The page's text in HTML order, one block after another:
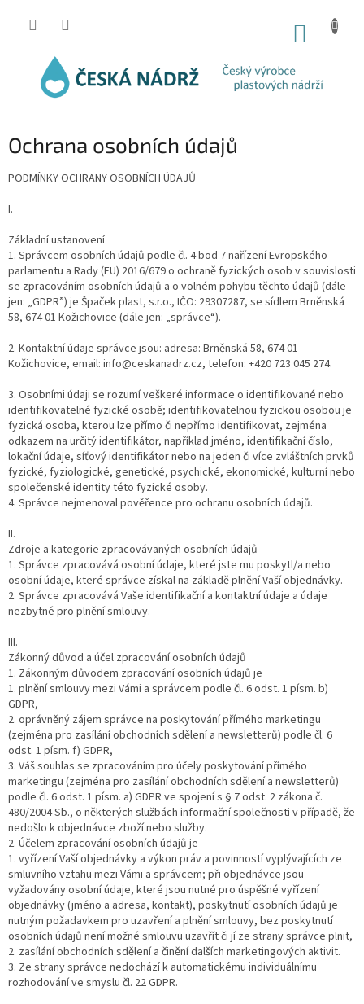
Ochrana osobních údajů
PODMÍNKY OCHRANY OSOBNÍCH ÚDAJŮ
I.
Základní ustanovení
1. Správcem osobních údajů podle čl. 4 bod 7 nařízení Evropského
parlamentu a Rady (EU) 2016/679 o ochraně fyzických osob v souvislosti
se zpracováním osobních údajů a o volném pohybu těchto údajů (dále
jen: „GDPR”) je Špaček plast, s.r.o., IČO: 29307287, se sídlem Brněnská
58, 674 01 Kožichovice (dále jen: „správce“).
2. Kontaktní údaje správce jsou: adresa: Brněnská 58, 674 01
Kožichovice, email: info@ceskanadrz.cz, telefon: +420 723 045 274.
3. Osobními údaji se rozumí veškeré informace o identifikované nebo
identifikovatelné fyzické osobě; identifikovatelnou fyzickou osobou je
fyzická osoba, kterou lze přímo či nepřímo identifikovat, zejména
odkazem na určitý identifikátor, například jméno, identifikační číslo,
lokační údaje, síťový identifikátor nebo na jeden či více zvláštních prvků
fyzické, fyziologické, genetické, psychické, ekonomické, kulturní nebo
společenské identity této fyzické osoby.
4. Správce nejmenoval pověřence pro ochranu osobních údajů.
II.
Zdroje a kategorie zpracovávaných osobních údajů
1. Správce zpracovává osobní údaje, které jste mu poskytl/a nebo
osobní údaje, které správce získal na základě plnění Vaší objednávky.
2. Správce zpracovává Vaše identifikační a kontaktní údaje a údaje
nezbytné pro plnění smlouvy.
III.
Zákonný důvod a účel zpracování osobních údajů
1. Zákonným důvodem zpracování osobních údajů je
1. plnění smlouvy mezi Vámi a správcem podle čl. 6 odst. 1 písm. b)
GDPR,
2. oprávněný zájem správce na poskytování přímého marketingu
(zejména pro zasílání obchodních sdělení a newsletterů) podle čl. 6
odst. 1 písm. f) GDPR,
3. Váš souhlas se zpracováním pro účely poskytování přímého
marketingu (zejména pro zasílání obchodních sdělení a newsletterů)
podle čl. 6 odst. 1 písm. a) GDPR ve spojení s § 7 odst. 2 zákona č.
480/2004 Sb., o některých službách informační společnosti v případě, že
nedošlo k objednávce zboží nebo služby.
2. Účelem zpracování osobních údajů je
1. vyřízení Vaší objednávky a výkon práv a povinností vyplývajících ze
smluvního vztahu mezi Vámi a správcem; při objednávce jsou
vyžadovány osobní údaje, které jsou nutné pro úspěšné vyřízení
objednávky (jméno a adresa, kontakt), poskytnutí osobních údajů je
nutným požadavkem pro uzavření a plnění smlouvy, bez poskytnutí
osobních údajů není možné smlouvu uzavřít či jí ze strany správce plnit,
2. zasílání obchodních sdělení a činění dalších marketingových aktivit.
3. Ze strany správce nedochází k automatickému individuálnímu
rozhodování ve smyslu čl. 22 GDPR.